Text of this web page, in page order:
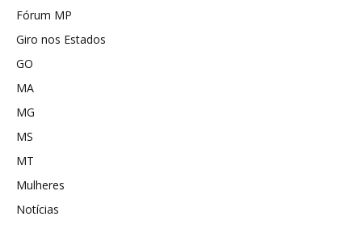
Fórum MP
Giro nos Estados
GO
MA
MG
MS
MT
Mulheres
Notícias